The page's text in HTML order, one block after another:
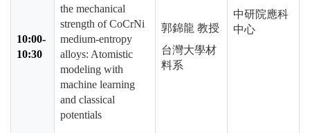
中研院應科
中心
10:00-
10:30
the mechanical
strength of CoCrNi
medium-entropy
alloys: Atomistic
modeling with
machine learning
and classical
potentials
郭錦龍 教授
台灣大學材
料系